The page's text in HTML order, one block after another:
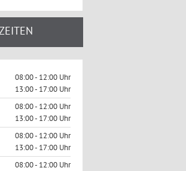
08:00 - 12:00 Uhr
13:00 - 17:00 Uhr
08:00 - 12:00 Uhr
13:00 - 17:00 Uhr
08:00 - 12:00 Uhr
13:00 - 17:00 Uhr
08:00 - 12:00 Uhr